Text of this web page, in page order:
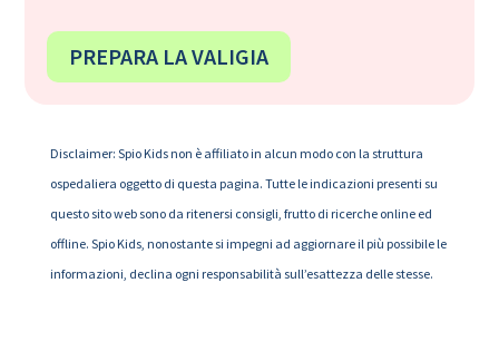
PREPARA LA VALIGIA
Disclaimer: Spio Kids non è affiliato in alcun modo con la struttura
ospedaliera oggetto di questa pagina. Tutte le indicazioni presenti su
questo sito web sono da ritenersi consigli, frutto di ricerche online ed
offline. Spio Kids, nonostante si impegni ad aggiornare il più possibile le
informazioni, declina ogni responsabilità sull’esattezza delle stesse.